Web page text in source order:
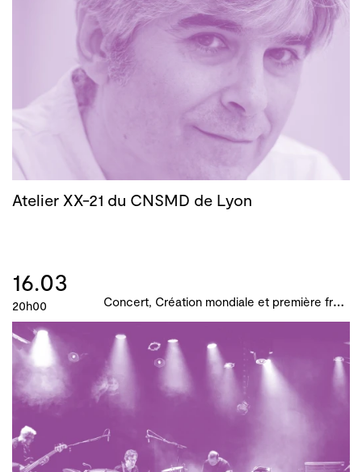
Atelier XX-21 du CNSMD de Lyon
16.03
20h00 C
oncert, Création mondiale et première française, B!ME 2024